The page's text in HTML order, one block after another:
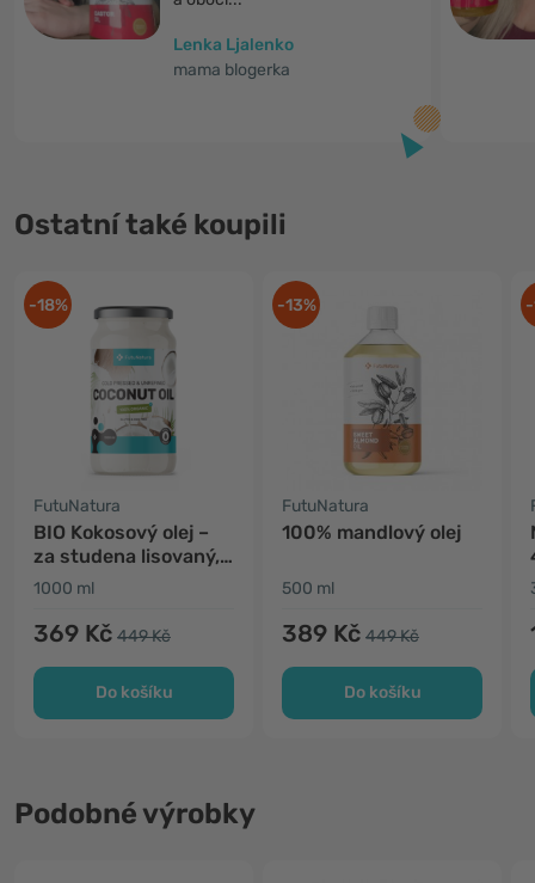
Lenka Ljalenko
mama blogerka
Ostatní také koupili
-18%
FutuNatura
BIO Kokosový olej –
za studena lisovaný,
nerafinovaný
1000 ml
369 Kč 449 Kč
Do košíku
-13%
FutuNatura
100% mandlový olej
500 ml
389 Kč 449 Kč
Do košíku
Podobné výrobky